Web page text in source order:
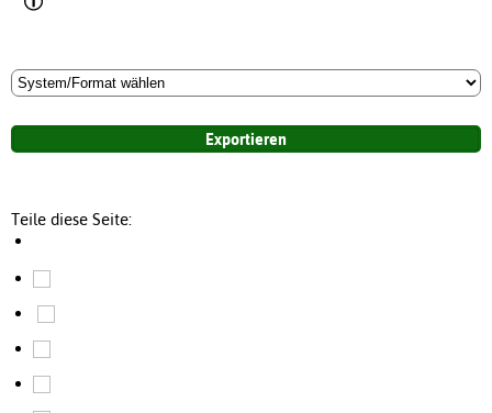
Teile diese Seite: